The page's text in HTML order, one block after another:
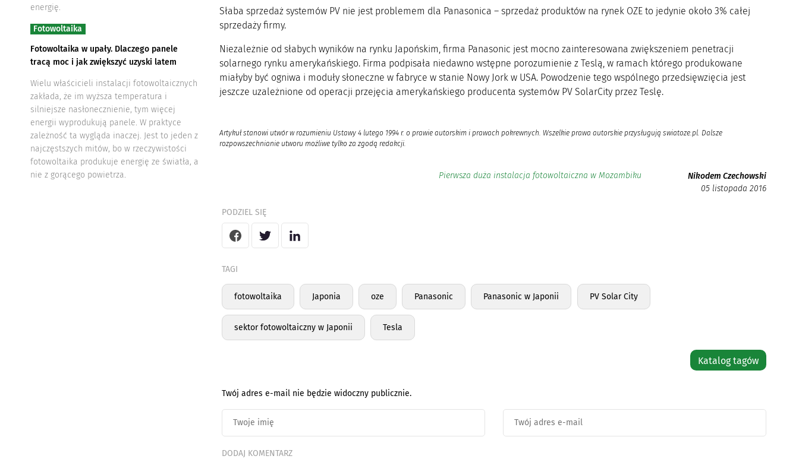
energię.
Fotowoltaika
Fotowoltaika w upały. Dlaczego panele
tracą moc i jak zwiększyć uzyski latem
Wielu właścicieli instalacji fotowoltaicznych
zakłada, że im wyższa temperatura i
silniejsze nasłonecznienie, tym więcej
energii wyprodukują panele. W praktyce
zależność ta wygląda inaczej. Jest to jeden z
najczęstszych mitów, bo w rzeczywistości
fotowoltaika produkuje energię ze światła, a
nie z gorącego powietrza.
Słaba sprzedaż systemów PV nie jest problemem dla Panasonica – sprzedaż produktów na rynek OZE to jedynie około 3% całej
sprzedaży firmy.
Niezależnie od słabych wyników na rynku Japońskim, firma Panasonic jest mocno zainteresowana zwiększeniem penetracji
solarnego rynku amerykańskiego. Firma podpisała niedawno wstępne porozumienie z Teslą, w ramach którego produkowane
miałyby być ogniwa i moduły słoneczne w fabryce w stanie Nowy Jork w USA. Powodzenie tego wspólnego przedsięwzięcia jest
jeszcze uzależnione od operacji przejęcia amerykańskiego producenta systemów PV SolarCity przez Teslę.
Artykuł stanowi utwór w rozumieniu Ustawy 4 lutego 1994 r. o prawie autorskim i prawach pokrewnych. Wszelkie prawa autorskie przysługują swiatoze.pl. Dalsze
rozpowszechnianie utworu możliwe tylko za zgodą redakcji.
Pierwsza duża instalacja fotowoltaiczna w Mozambiku
Nikodem Czechowski
05 listopada 2016
PODZIEL SIĘ
TAGI
fotowoltaika Japonia oze Panasonic Panasonic w Japonii PV Solar City
sektor fotowoltaiczny w Japonii Tesla
Katalog tagów
Twój adres e-mail nie będzie widoczny publicznie.
DODAJ KOMENTARZ